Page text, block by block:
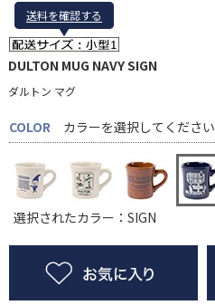
送料を確認する
送料を確認する
DULTON MUG NAVY SIGN
ダルトン マグ
COLOR
カラーを選択してください
選択されたカラー：SIGN